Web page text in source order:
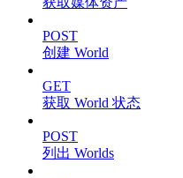
POST
创建 World
GET
获取 World 状态
POST
列出 Worlds